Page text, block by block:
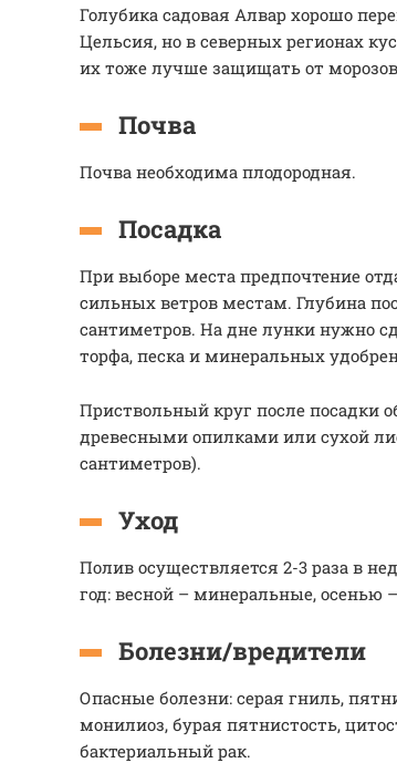
Голубика садовая Алвар хорошо
Цельсия, но в северных регионах
их тоже лучше защищать от
Почва
Почва необходима плодородная.
Посадка
При выборе места предпочтение
сильных ветров местам. Глубина
сантиметров. На дне лунки нужно
торфа, песка и минеральных
Приствольный круг после посадки
древесными опилками или сухой
сантиметров).
Уход
Полив осуществляется 2-3 раза в
год: весной – минеральные, осенью
Болезни/вредители
Опасные болезни: серая гниль,
монилиоз, бурая пятнистость,
бактериальный рак.